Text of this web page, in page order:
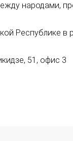
народами,
Республике в
51, офис 3